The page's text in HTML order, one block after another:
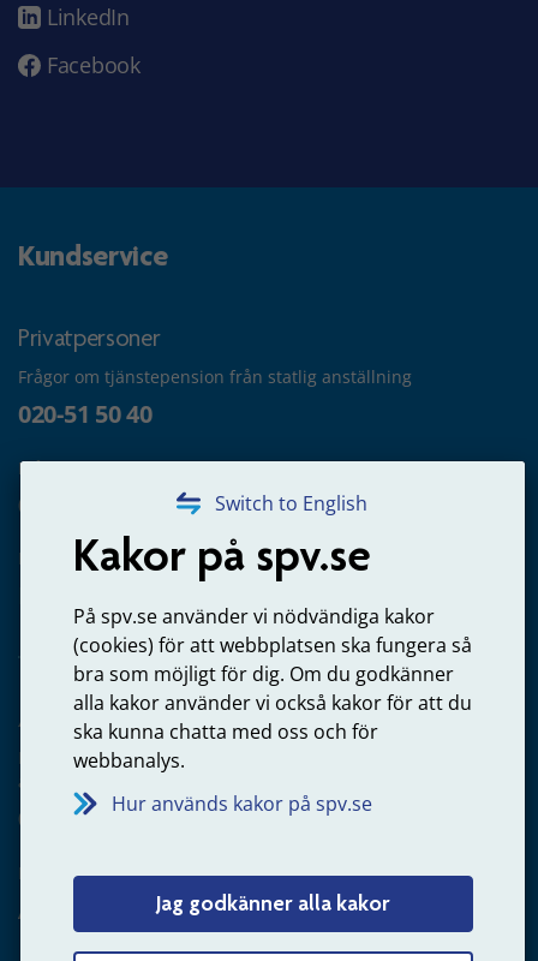
Switch to English
Kakor på spv.se
På spv.se använder vi nödvändiga kakor
(cookies) för att webbplatsen ska fungera så
bra som möjligt för dig. Om du godkänner
alla kakor använder vi också kakor för att du
ska kunna chatta med oss och för
webbanalys.
Hur används kakor på spv.se
Jag godkänner alla kakor
LinkedIn
Facebook
Kundservice
Privatpersoner
Frågor om tjänstepension från statlig anställning
020-51 50 40
Frågor om utbetalning
020-65 00 65
Kontakta oss
Arbetsgivare
Frågor om administration av tjänstepension från statlig
anställning
060-18 75 03
Kontakta oss
Arbetsgivare – skicka mejl till oss